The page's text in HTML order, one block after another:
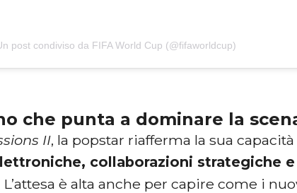
post condiviso da FIFA World Cup (@fifaworldcup)
che punta a dominare la
II, la popstar riafferma la sua
collaborazioni strategiche
L’attesa è alta anche per capire come i